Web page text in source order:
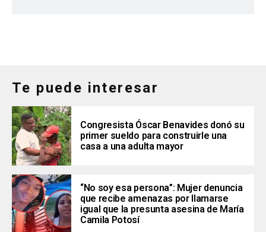
Te puede interesar
Congresista Óscar Benavides donó su
primer sueldo para construirle una
casa a una adulta mayor
“No soy esa persona”: Mujer denuncia
que recibe amenazas por llamarse
igual que la presunta asesina de María
Camila Potosí